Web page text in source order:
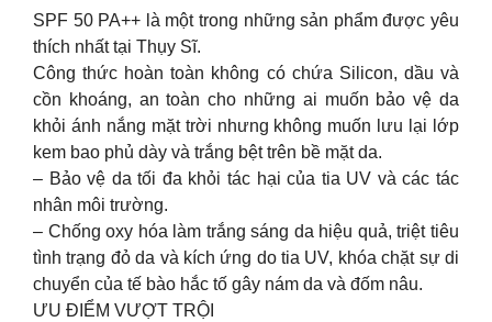
SPF 50 PA++ là một trong những sản phẩm được yêu
thích nhất tại Thụy Sĩ.
Công thức hoàn toàn không có chứa Silicon, dầu và
cồn khoáng, an toàn cho những ai muốn bảo vệ da
khỏi ánh nắng mặt trời nhưng không muốn lưu lại lớp
kem bao phủ dày và trắng bệt trên bề mặt da.
– Bảo vệ da tối đa khỏi tác hại của tia UV và các tác
nhân môi trường.
– Chống oxy hóa làm trắng sáng da hiệu quả, triệt tiêu
tình trạng đỏ da và kích ứng do tia UV, khóa chặt sự di
chuyển của tế bào hắc tố gây nám da và đốm nâu.
ƯU ĐIỂM VƯỢT TRỘI